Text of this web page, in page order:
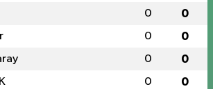
0 0
0 0
0 0
0 0